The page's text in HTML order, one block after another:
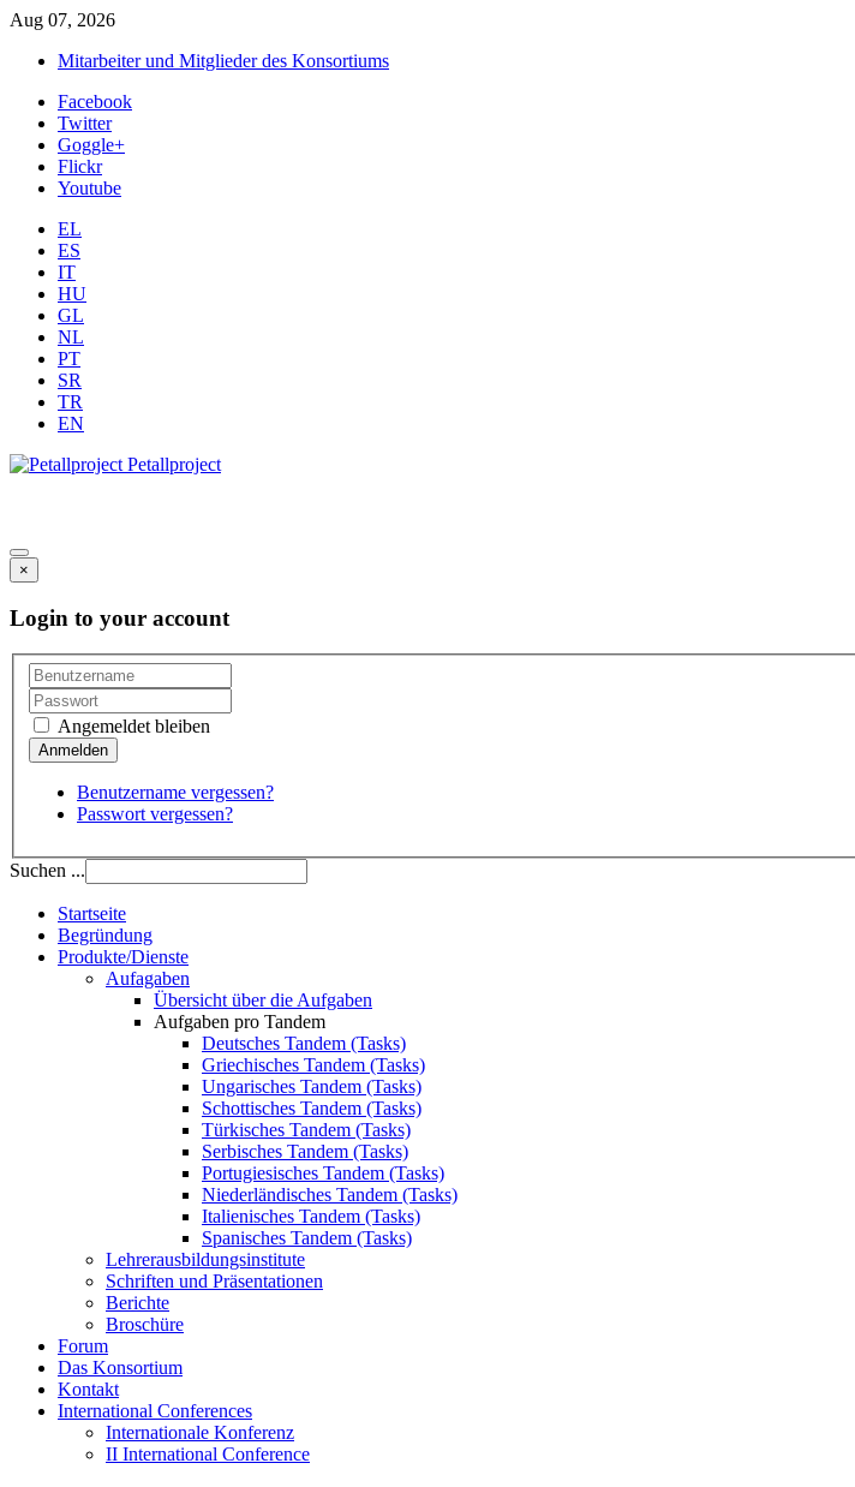
Aug 07, 2026
Mitarbeiter und Mitglieder des Konsortiums
Facebook
Twitter
Goggle+
Flickr
Youtube
EL
ES
IT
HU
GL
NL
PT
SR
TR
EN
Petallproject
×
Login to your account
Angemeldet bleiben
Benutzername vergessen?
Passwort vergessen?
Suchen ...
Startseite
Begründung
Produkte/Dienste
Aufagaben
Übersicht über die Aufgaben
Aufgaben pro Tandem
Deutsches Tandem (Tasks)
Griechisches Tandem (Tasks)
Ungarisches Tandem (Tasks)
Schottisches Tandem (Tasks)
Türkisches Tandem (Tasks)
Serbisches Tandem (Tasks)
Portugiesisches Tandem (Tasks)
Niederländisches Tandem (Tasks)
Italienisches Tandem (Tasks)
Spanisches Tandem (Tasks)
Lehrerausbildungsinstitute
Schriften und Präsentationen
Berichte
Broschüre
Forum
Das Konsortium
Kontakt
International Conferences
Internationale Konferenz
II International Conference